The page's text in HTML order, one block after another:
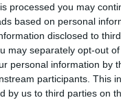
processed you may
based on personal
disclosed to
may separately opt-out
personal information by
participants. This
by us to third parties on
14-15